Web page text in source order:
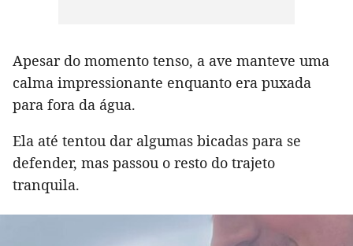
Apesar do momento tenso, a ave manteve uma
calma impressionante enquanto era puxada
para fora da água.
Ela até tentou dar algumas bicadas para se
defender, mas passou o resto do trajeto
tranquila.